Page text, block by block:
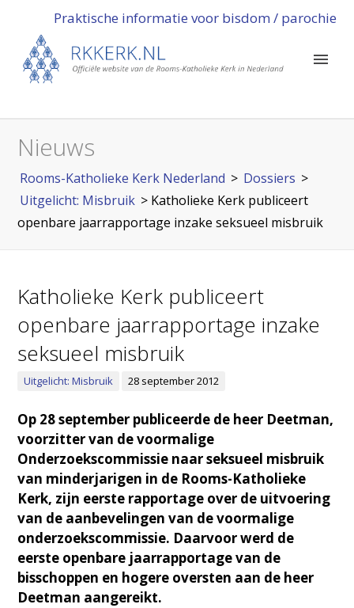
Praktische informatie voor bisdom / parochie
Nieuws
Rooms-Katholieke Kerk Nederland > Dossiers >
Uitgelicht: Misbruik > Katholieke Kerk publiceert
openbare jaarrapportage inzake seksueel misbruik
Katholieke Kerk publiceert
openbare jaarrapportage inzake
seksueel misbruik
Uitgelicht: Misbruik 28 september 2012
Op 28 september publiceerde de heer Deetman,
voorzitter van de voormalige
Onderzoekscommissie naar seksueel misbruik
van minderjarigen in de Rooms-Katholieke
Kerk, zijn eerste rapportage over de uitvoering
van de aanbevelingen van de voormalige
onderzoekscommissie. Daarvoor werd de
eerste openbare jaarrapportage van de
bisschoppen en hogere oversten aan de heer
Deetman aangereikt.